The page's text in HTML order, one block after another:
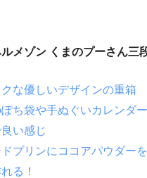
メゾン くまのプーさん三
な優しいデザインの重箱
ち袋や手ぬぐいカレンダ
い感じ
プリンにココアパウダー
る！